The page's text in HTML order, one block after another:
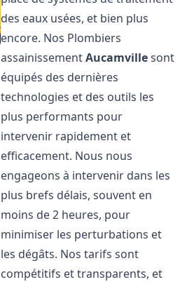
des eaux usées, et bien plus
encore. Nos Plombiers
assainissementAucamvillesont
équipés des dernières
technologies et des outils les
plus performants pour
intervenir rapidement et
efficacement. Nous nous
engageons à intervenir dans les
plus brefs délais, souvent en
moins de 2 heures, pour
minimiser les perturbations et
les dégâts. Nos tarifs sont
compétitifs et transparents, et